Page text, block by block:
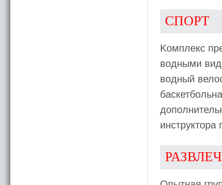
СПОРТ
Kомплекс
водными
водный
инструктора